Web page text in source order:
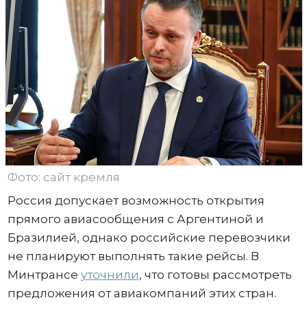
Фото: сайт кремля
Россия допускает возможность открытия
прямого авиасообщения с Аргентиной и
Бразилией, однако российские перевозчики
не планируют выполнять такие рейсы. В
Минтрансе уточнили, что готовы рассмотреть
предложения от авиакомпаний этих стран.